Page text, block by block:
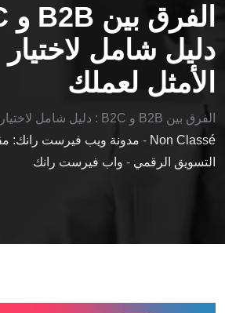
دليل شامل لاختيار
الأمثل لعملك
الفرق بين B2B و B2C : دليل شامل لاختيار النموذج الأمثل لعملك
Non Classé
- مدونة ويب فيرست رانك:
التسويق الرقمي - واب فيرست رانك